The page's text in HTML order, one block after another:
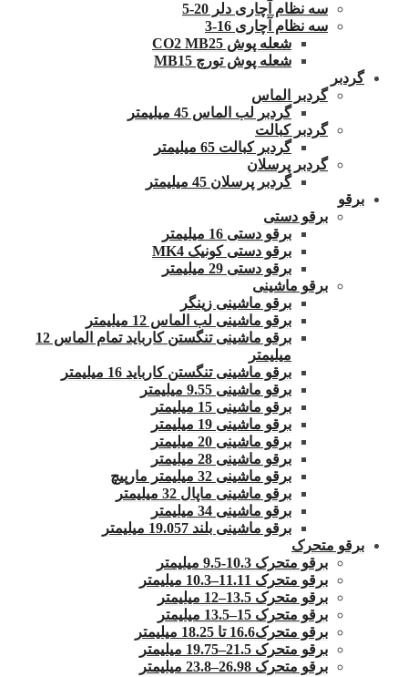
سه نظام آچاری دلر 20-5
سه نظام آچاری 16-3
شعله پوش CO2 MB25
شعله پوش تورچ MB15
گردبر
گردبر الماس
گردبر لب الماس 45 میلیمتر
گردبر کبالت
گردبر کبالت 65 میلیمتر
گردبر پرسلان
گردبر پرسلان 45 میلیمتر
برقو
برقو دستی
برقو دستی 16 میلیمتر
برقو دستی کونیک MK4
برقو دستی 29 میلیمتر
برقو ماشینی
برقو ماشینی زینگر
برقو ماشینی لب الماس 12 میلیمتر
برقو ماشینی تنگستن کارباید تمام الماس 12
میلیمتر
برقو ماشینی تنگستن کارباید 16 میلیمتر
برقو ماشینی 9.55 میلیمتر
برقو ماشینی 15 میلیمتر
برقو ماشینی 19 میلیمتر
برقو ماشینی 20 میلیمتر
برقو ماشینی 28 میلیمتر
برقو ماشینی 32 میلیمتر مارپیچ
برقو ماشینی ماپال 32 میلیمتر
برقو ماشینی 34 میلیمتر
برقو ماشینی بلند 19.057 میلیمتر
برقو متحرک
برقو متحرک 10.3-9.5 میلیمتر
برقو متحرک 11.11–10.3 میلیمتر
برقو متحرک 13.5–12 میلیمتر
برقو متحرک 15–13.5 میلیمتر
برقو متحرک16.6 تا 18.25 میلیمتر
برقو متحرک 21.5–19.75 میلیمتر
برقو متحرک 26.98–23.8 میلیمتر